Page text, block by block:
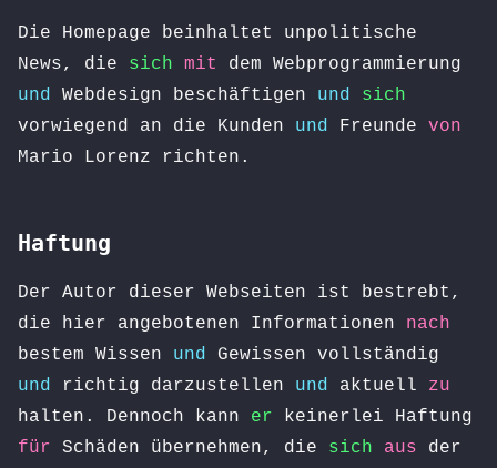
Die Homepage beinhaltet unpolitische
News, die sich mit
dem Webprogrammierung
und Webdesign beschäftigen und
sich
vorwiegend an die Kunden und Freunde von
Mario Lorenz richten.
Haftung
Der Autor dieser Webseiten ist bestrebt,
die hier angebotenen Informationen nach
bestem Wissen und Gewissen vollständig
und richtig darzustellen und aktuell zu
halten. Dennoch kann er keinerlei Haftung
für Schäden übernehmen, die sich aus der